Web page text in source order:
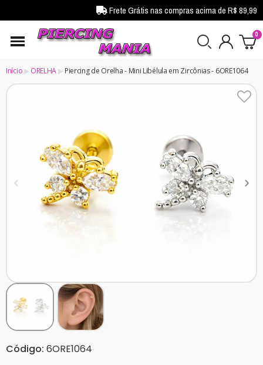
Frete Grátis nas compras acima de R$ 89,99
Início ORELHA Piercing de Orelha - Mini Libélula em Zircônias - 6ORE1064
Código: 6ORE1064